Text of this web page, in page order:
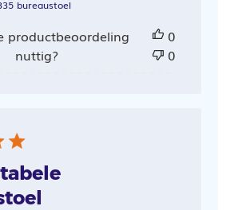
bureaustoel
productbeoordeling
nuttig?
0
0